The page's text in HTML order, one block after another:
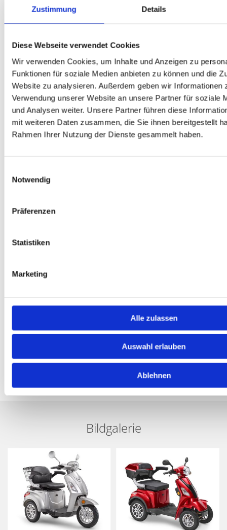
Zustimmung Details
Diese Webseite verwendet Cookies
Wir verwenden Cookies, um Inhalte und Anzeigen zu
Funktionen für soziale Medien anbieten zu können und die
Website zu analysieren. Außerdem geben wir Informationen
Verwendung unserer Website an unsere Partner für soziale
und Analysen weiter. Unsere Partner führen diese
mit weiteren Daten zusammen, die Sie ihnen bereitgestellt
Rahmen Ihrer Nutzung der Dienste gesammelt haben.
Notwendig
Präferenzen
Statistiken
Marketing
Alle zulassen
Auswahl erlauben
Ablehnen
Bildgalerie